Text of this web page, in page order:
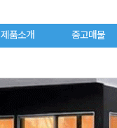
제품소개 중고매물